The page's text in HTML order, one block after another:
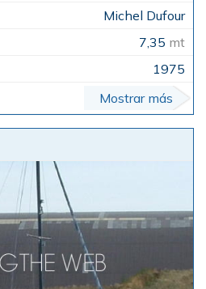
Michel Dufour
7,35 mt
1975
Mostrar más